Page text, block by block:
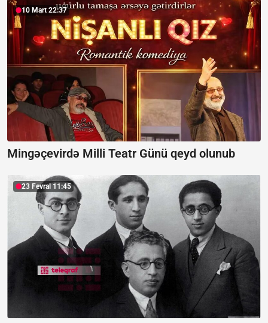
10 Mart 22:37
Mingəçevirdə Milli Teatr Günü qeyd olunub
23 Fevral 11:45